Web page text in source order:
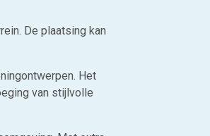
De plaatsing kan
Het
van stijlvolle